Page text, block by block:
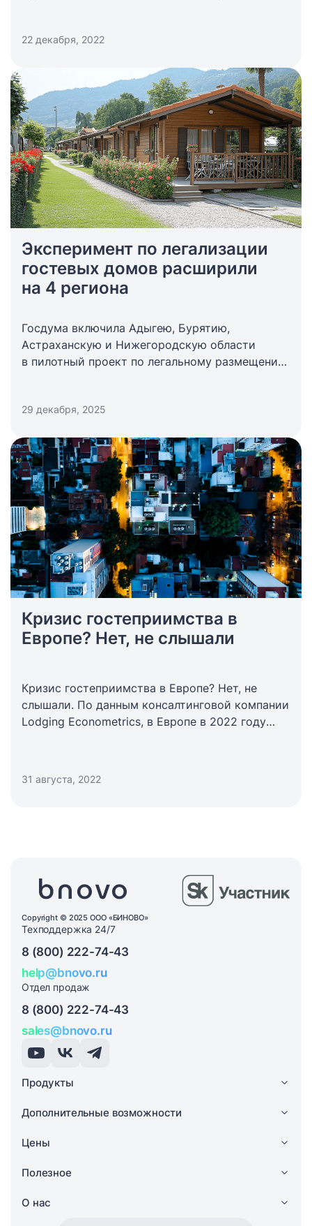
22 декабря, 2022
Эксперимент по легализации
гостевых домов расширили
на 4 региона
Госдума включила Адыгею, Бурятию,
Астраханскую и Нижегородскую области
в пилотный проект по легальному размещению
29 декабря, 2025
Кризис гостеприимства в
Европе? Нет, не слышали
Кризис гостеприимства в Европе? Нет, не
слышали. По данным консалтинговой компании
Lodging Econometrics, в Европе в 2022 году
размещения на 28 350 номеров. На вторую
половину года планируется запуск 259 новых
31 августа, 2022
Copyright © 2025 ООО «БИНОВО»
Техподдержка 24/7
8 (800) 222-74-43
help@bnovo.ru
Отдел продаж
8 (800) 222-74-43
sales@bnovo.ru
Продукты
Дополнительные возможности
Цены
Полезное
О нас